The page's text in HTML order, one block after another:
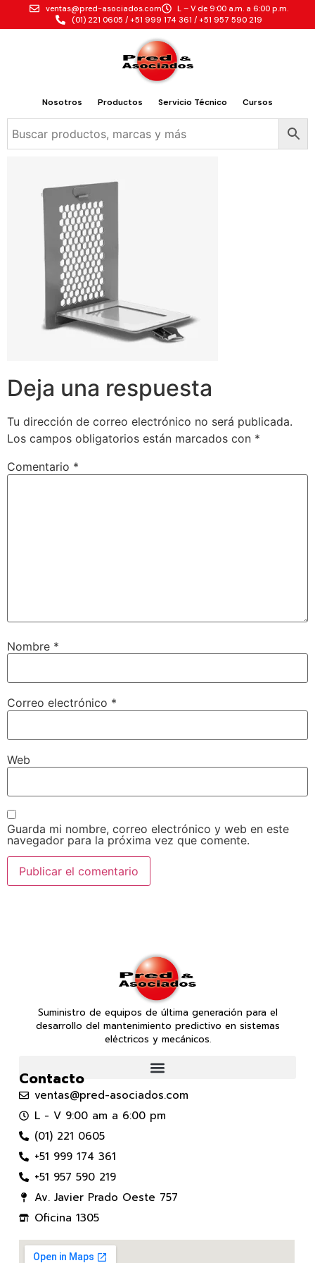
ventas@pred-asociados.com
L – V de 9:00 a.m. a 6:00 p.m.
(01) 221 0605 / +51 999 174 361 / +51 957 590 219
Nosotros Productos Servicio Técnico Cursos
Deja una respuesta
Tu dirección de correo electrónico no será publicada.
Los campos obligatorios están marcados con *
Comentario *
Nombre *
Correo electrónico *
Web
Guarda mi nombre, correo electrónico y web en este
navegador para la próxima vez que comente.
Suministro de equipos de última generación para el
desarrollo del mantenimiento predictivo en sistemas
eléctricos y mecánicos.
Contacto
ventas@pred-asociados.com
L - V 9:00 am a 6:00 pm
(01) 221 0605
+51 999 174 361
+51 957 590 219
Av. Javier Prado Oeste 757
Oficina 1305